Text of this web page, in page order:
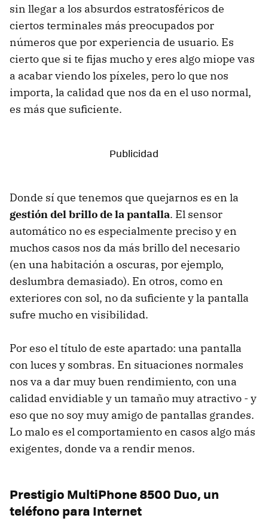
sin llegar a los absurdos estratosféricos de
ciertos terminales más preocupados por
números que por experiencia de usuario. Es
cierto que si te fijas mucho y eres algo miope vas
a acabar viendo los píxeles, pero lo que nos
importa, la calidad que nos da en el uso normal,
es más que suficiente.
Donde sí que tenemos que quejarnos es en la
gestión del brillo de la pantalla. El sensor
automático no es especialmente preciso y en
muchos casos nos da más brillo del necesario
(en una habitación a oscuras, por ejemplo,
deslumbra demasiado). En otros, como en
exteriores con sol, no da suficiente y la pantalla
sufre mucho en visibilidad.
Por eso el título de este apartado: una pantalla
con luces y sombras. En situaciones normales
nos va a dar muy buen rendimiento, con una
calidad envidiable y un tamaño muy atractivo - y
eso que no soy muy amigo de pantallas grandes.
Lo malo es el comportamiento en casos algo más
exigentes, donde va a rendir menos.
Prestigio MultiPhone 8500 Duo, un
teléfono para Internet